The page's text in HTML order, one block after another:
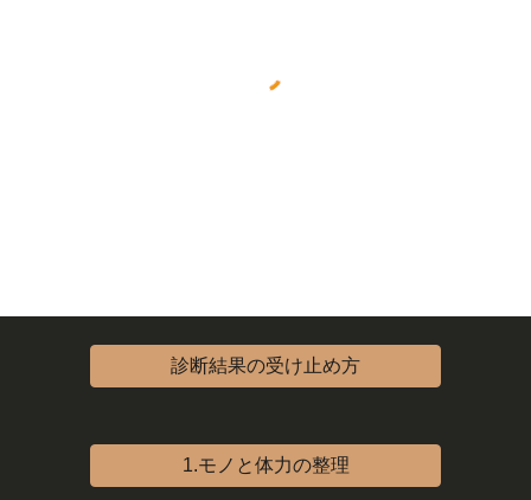
診断結果の受け止め方
1.モノと体力の整理